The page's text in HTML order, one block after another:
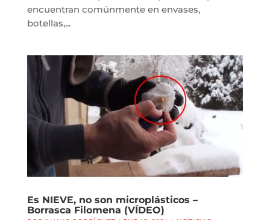
encuentran comúnmente en envases,
botellas,...
Es NIEVE, no son microplásticos –
Borrasca Filomena (VÍDEO)